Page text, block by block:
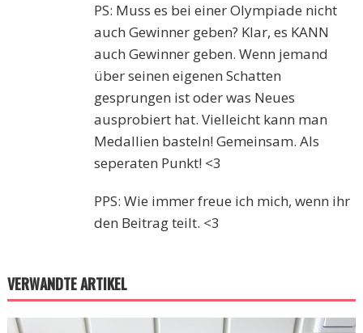
PS: Muss es bei einer Olympiade nicht
auch Gewinner geben? Klar, es KANN
auch Gewinner geben. Wenn jemand
über seinen eigenen Schatten
gesprungen ist oder was Neues
ausprobiert hat. Vielleicht kann man
Medallien basteln! Gemeinsam. Als
seperaten Punkt! <3
PPS: Wie immer freue ich mich, wenn ihr
den Beitrag teilt. <3
VERWANDTE ARTIKEL